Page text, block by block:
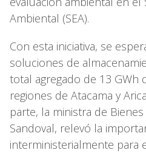
Ambiental (SEA).
Con esta iniciativa, se
soluciones de
total agregado de 13 GWh
regiones de Atacama y
parte, la ministra de
Sandoval, relevó la
interministerialmente para